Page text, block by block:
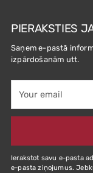
PIERAKSTIES
Saņem e-pastā
izpārdošanām utt.
email
Ierakstot savu e-pasta
e-pasta ziņojumus.